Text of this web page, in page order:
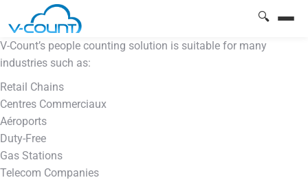
🔍
V-Count’s people counting solution is suitable for many
industries such as:
Retail Chains
Centres Commerciaux
Aéroports
Duty-Free
Gas Stations
Telecom Companies